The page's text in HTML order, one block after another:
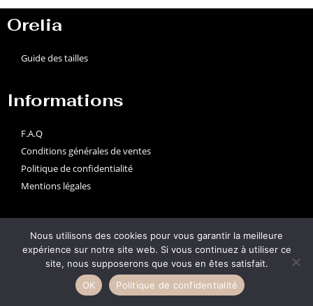
Orelia
Guide des tailles
Informations
F.A.Q
Conditions générales de ventes
Politique de confidentialité
Mentions légales
Suivez-nous
Nous utilisons des cookies pour vous garantir la meilleure
expérience sur notre site web. Si vous continuez à utiliser ce
site, nous supposerons que vous en êtes satisfait.
OK
Politique de confidentialité